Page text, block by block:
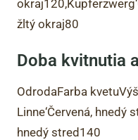
žltý okraj80
Doba kvitnutia
OdrodaFarba
Linne‘Červená, hnedý
hnedý stred140